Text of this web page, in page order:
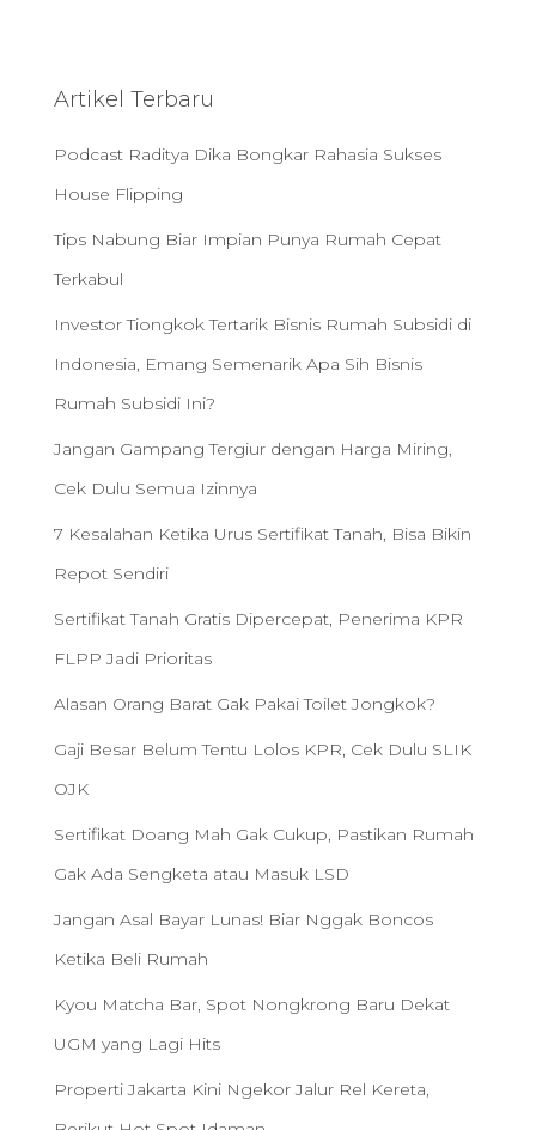
h
r
:
Artikel Terbaru
Podcast Raditya Dika Bongkar Rahasia Sukses
House Flipping
Tips Nabung Biar Impian Punya Rumah Cepat
Terkabul
Investor Tiongkok Tertarik Bisnis Rumah Subsidi di
Indonesia, Emang Semenarik Apa Sih Bisnis
Rumah Subsidi Ini?
Jangan Gampang Tergiur dengan Harga Miring,
Cek Dulu Semua Izinnya
7 Kesalahan Ketika Urus Sertifikat Tanah, Bisa Bikin
Repot Sendiri
Sertifikat Tanah Gratis Dipercepat, Penerima KPR
FLPP Jadi Prioritas
Alasan Orang Barat Gak Pakai Toilet Jongkok?
Gaji Besar Belum Tentu Lolos KPR, Cek Dulu SLIK
OJK
Sertifikat Doang Mah Gak Cukup, Pastikan Rumah
Gak Ada Sengketa atau Masuk LSD
Jangan Asal Bayar Lunas! Biar Nggak Boncos
Ketika Beli Rumah
Kyou Matcha Bar, Spot Nongkrong Baru Dekat
UGM yang Lagi Hits
Properti Jakarta Kini Ngekor Jalur Rel Kereta,